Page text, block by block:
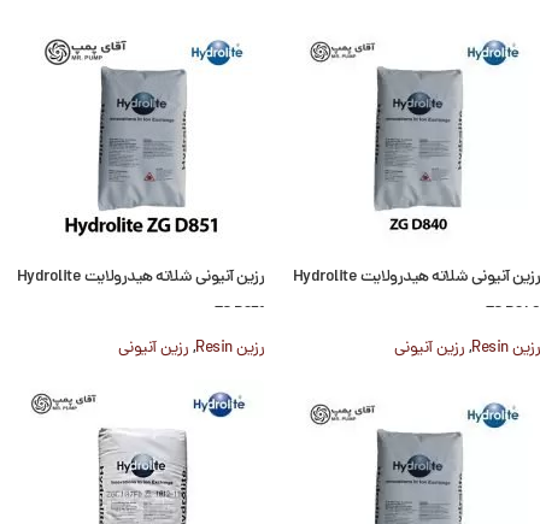
رزین آنیونی شلاته هیدرولایت Hydrolite
ZG D840
رزین Resin
,رزین آنیونی
رزین آنیونی شلاته هیدرولایت Hydrolite
ZG D851
رزین Resin
,رزین آنیونی